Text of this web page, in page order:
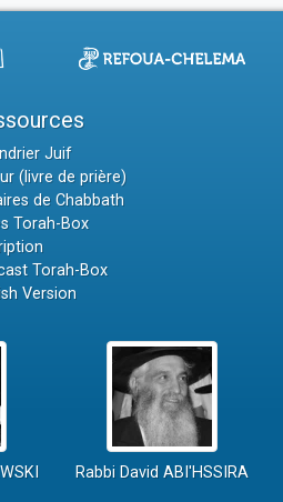
Juif
(livre de prière)
de Chabbath
Torah-Box
Torah-Box
Version
Rabbi David ABI'HSSIRA